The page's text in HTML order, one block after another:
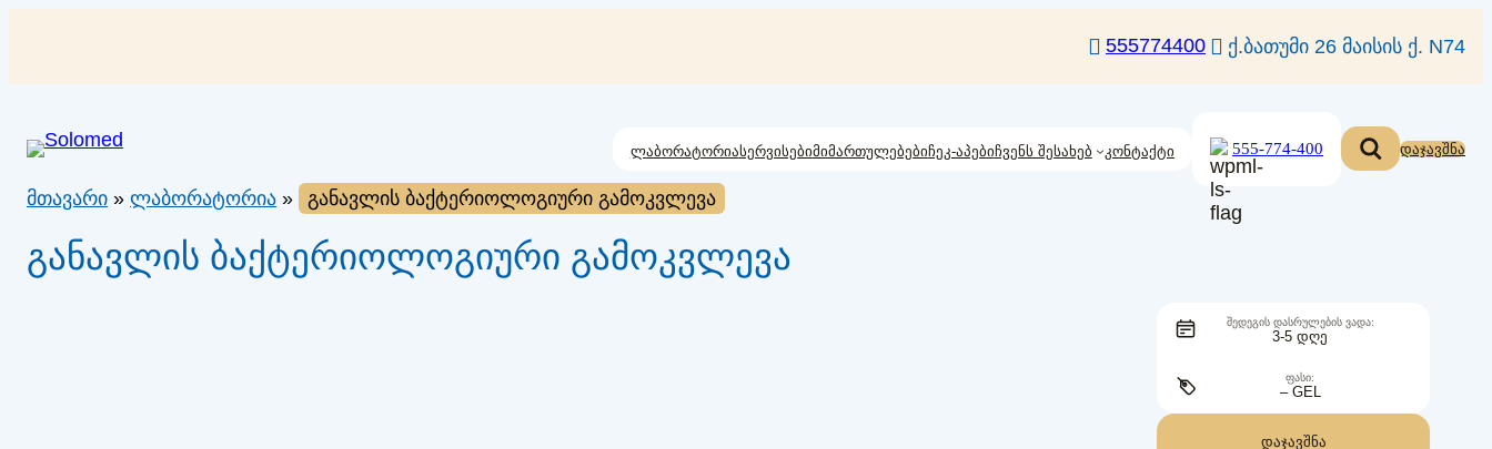
555774400 ქ.ბათუმი 26 მაისის ქ. N74
ლაბორატორიასერვისებიმიმართულებებიჩეკ-აპებიჩვენს შესახებ კონტაქტი 555-774-400 დაჯავშნა
მთავარი » ლაბორატორია » განავლის ბაქტერიოლოგიური გამოკვლევა
განავლის ბაქტერიოლოგიური გამოკვლევა
ᲨᲔᲓᲔᲒᲘᲡ ᲓᲐᲡᲠᲣᲚᲔᲑᲘᲡ ᲕᲐᲓᲐ:
3-5 ᲓᲦᲔ
ᲤᲐᲡᲘ:
– GEL
ᲓᲐᲯᲐᲕᲨᲜᲐ